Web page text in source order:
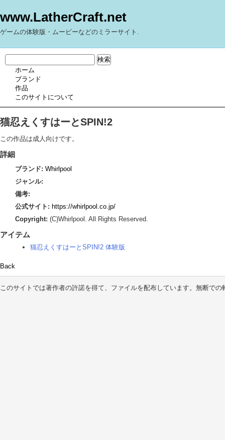
www.LatherCraft.net
ゲームの体験版・ムービーなどのミラーサイト.
ホーム
ブランド
作品
このサイトについて
猫忍えくすはーとSPIN!2
この作品は成人向けです。
詳細
ブランド: Whirlpool
ジャンル:
備考:
公式サイト: https://whirlpool.co.jp/
Copyright: (C)Whirlpool. All Rights Reserved.
アイテム
猫忍えくすはーとSPIN!2 体験版
Back
このサイトでは著作者の許諾を得て、ファイルを配布しています。無断での